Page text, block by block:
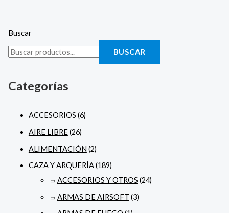
Buscar
BUSCAR
Categorías
ACCESORIOS (6)
AIRE LIBRE(26)
ALIMENTACIÓN (2)
CAZA Y ARQUERÍA(189)
ACCESORIOS Y OTROS (24)
ARMAS DE AIRSOFT (3)